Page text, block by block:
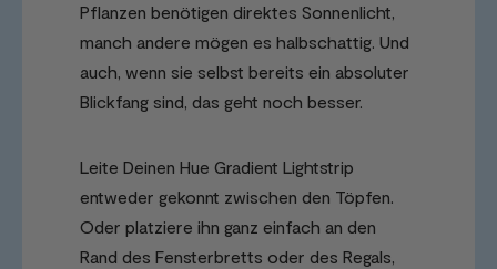
Pflanzen benötigen direktes Sonnenlicht,
manch andere mögen es halbschattig. Und
auch, wenn sie selbst bereits ein absoluter
Blickfang sind, das geht noch besser.
Leite Deinen Hue Gradient Lightstrip
entweder gekonnt zwischen den Töpfen.
Oder platziere ihn ganz einfach an den
Rand des Fensterbretts oder des Regals,